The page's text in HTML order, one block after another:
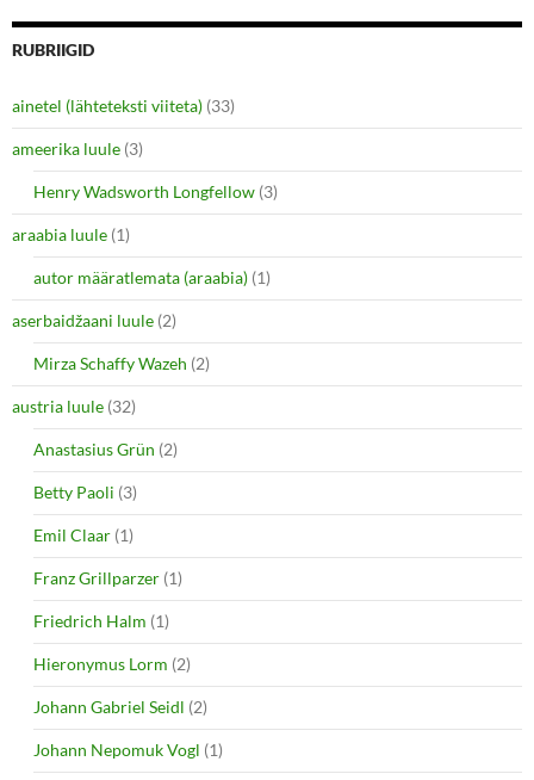
e
o
n
t
t
e
r
(
O
p
e
n
n
n
w
w
i
n
d
o
)
e
o
e
b
o
o
k
(
O
p
e
n
i
n
n
e
w
w
i
n
d
w
)
RUBRIIGID
ainetel (lähteteksti viiteta) (33)
ameerika luule (3)
Henry Wadsworth Longfellow (3)
araabia luule (1)
autor määratlemata (araabia) (1)
aserbaidžaani luule (2)
Mirza Schaffy Wazeh (2)
austria luule (32)
Anastasius Grün (2)
Betty Paoli (3)
Emil Claar (1)
Franz Grillparzer (1)
Friedrich Halm (1)
Hieronymus Lorm (2)
Johann Gabriel Seidl (2)
Johann Nepomuk Vogl (1)